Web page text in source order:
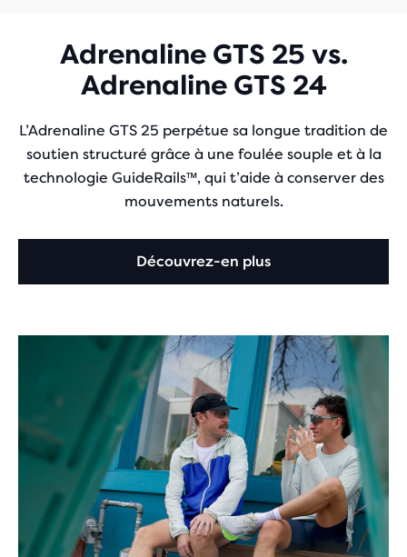
Adrenaline GTS 25 vs.
Adrenaline GTS 24
L’Adrenaline GTS 25 perpétue sa longue tradition de
soutien structuré grâce à une foulée souple et à la
technologie GuideRails™, qui t’aide à conserver des
mouvements naturels.
Découvrez-en plus